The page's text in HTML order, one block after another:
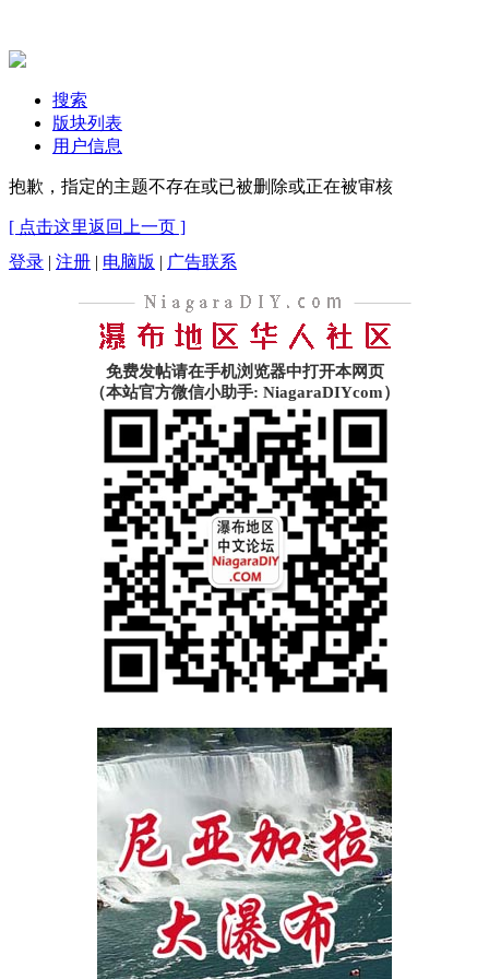
搜索
版块列表
用户信息
抱歉，指定的主题不存在或已被删除或正在被审核
[ 点击这里返回上一页 ]
登录 | 注册 | 电脑版 | 广告联系
免费发帖请在手机浏览器中打开本网页
（本站官方微信小助手: NiagaraDIYcom）